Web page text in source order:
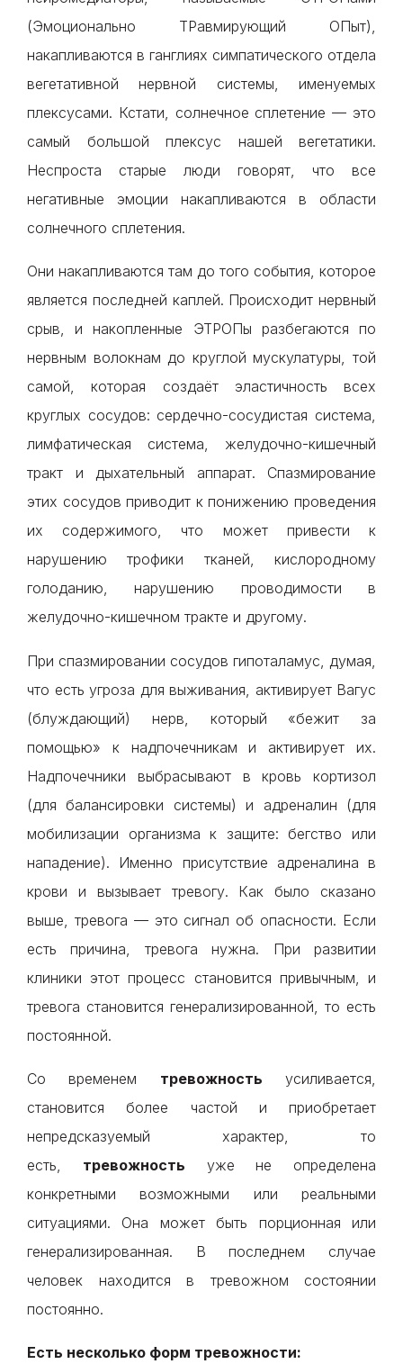
(Эмоционально ТРавмирующий ОПыт),
накапливаются в ганглиях симпатического отдела
вегетативной нервной системы, именуемых
плексусами. Кстати, солнечное сплетение — это
самый большой плексус нашей вегетатики.
Неспроста старые люди говорят, что все
негативные эмоции накапливаются в области
солнечного сплетения.
Они накапливаются там до того события, которое
является последней каплей. Происходит нервный
срыв, и накопленные ЭТРОПы разбегаются по
нервным волокнам до круглой мускулатуры, той
самой, которая создаёт эластичность всех
круглых сосудов: сердечно-сосудистая система,
лимфатическая система, желудочно-кишечный
тракт и дыхательный аппарат. Спазмирование
этих сосудов приводит к понижению проведения
их содержимого, что может привести к
нарушению трофики тканей, кислородному
голоданию, нарушению проводимости в
желудочно-кишечном тракте и другому.
При спазмировании сосудов гипоталамус, думая,
что есть угроза для выживания, активирует Вагус
(блуждающий) нерв, который «бежит за
помощью» к надпочечникам и активирует их.
Надпочечники выбрасывают в кровь кортизол
(для балансировки системы) и адреналин (для
мобилизации организма к защите: бегство или
нападение). Именно присутствие адреналина в
крови и вызывает тревогу. Как было сказано
выше, тревога — это сигнал об опасности. Если
есть причина, тревога нужна. При развитии
клиники этот процесс становится привычным, и
тревога становится генерализированной, то есть
постоянной.
Со временем тревожность усиливается,
становится более частой и приобретает
непредсказуемый характер, то
есть, тревожность уже не определена
конкретными возможными или реальными
ситуациями. Она может быть порционная или
генерализированная. В последнем случае
человек находится в тревожном состоянии
постоянно.
Есть несколько форм тревожности: